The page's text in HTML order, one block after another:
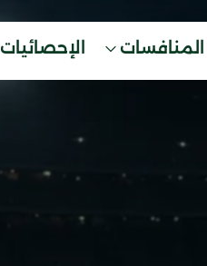
المنافسات الإحصائيات